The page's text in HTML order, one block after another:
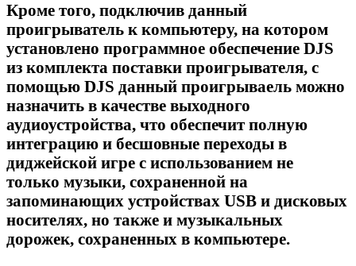
Кроме того, подключив данный
проигрыватель к компьютеру, на котором
установлено программное обеспечение DJS
из комплекта поставки проигрывателя, с
помощью DJS данный проигрываель можно
назначить в качестве выходного
аудиоустройства, что обеспечит полную
интеграцию и бесшовные переходы в
диджейской игре с использованием не
только музыки, сохраненной на
запоминающих устройствах USB и дисковых
носителях, но также и музыкальных
дорожек, сохраненных в компьютере.